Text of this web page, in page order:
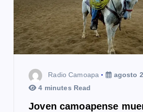
Radio Camoapa
agosto
4 minutes Read
Joven camoapense